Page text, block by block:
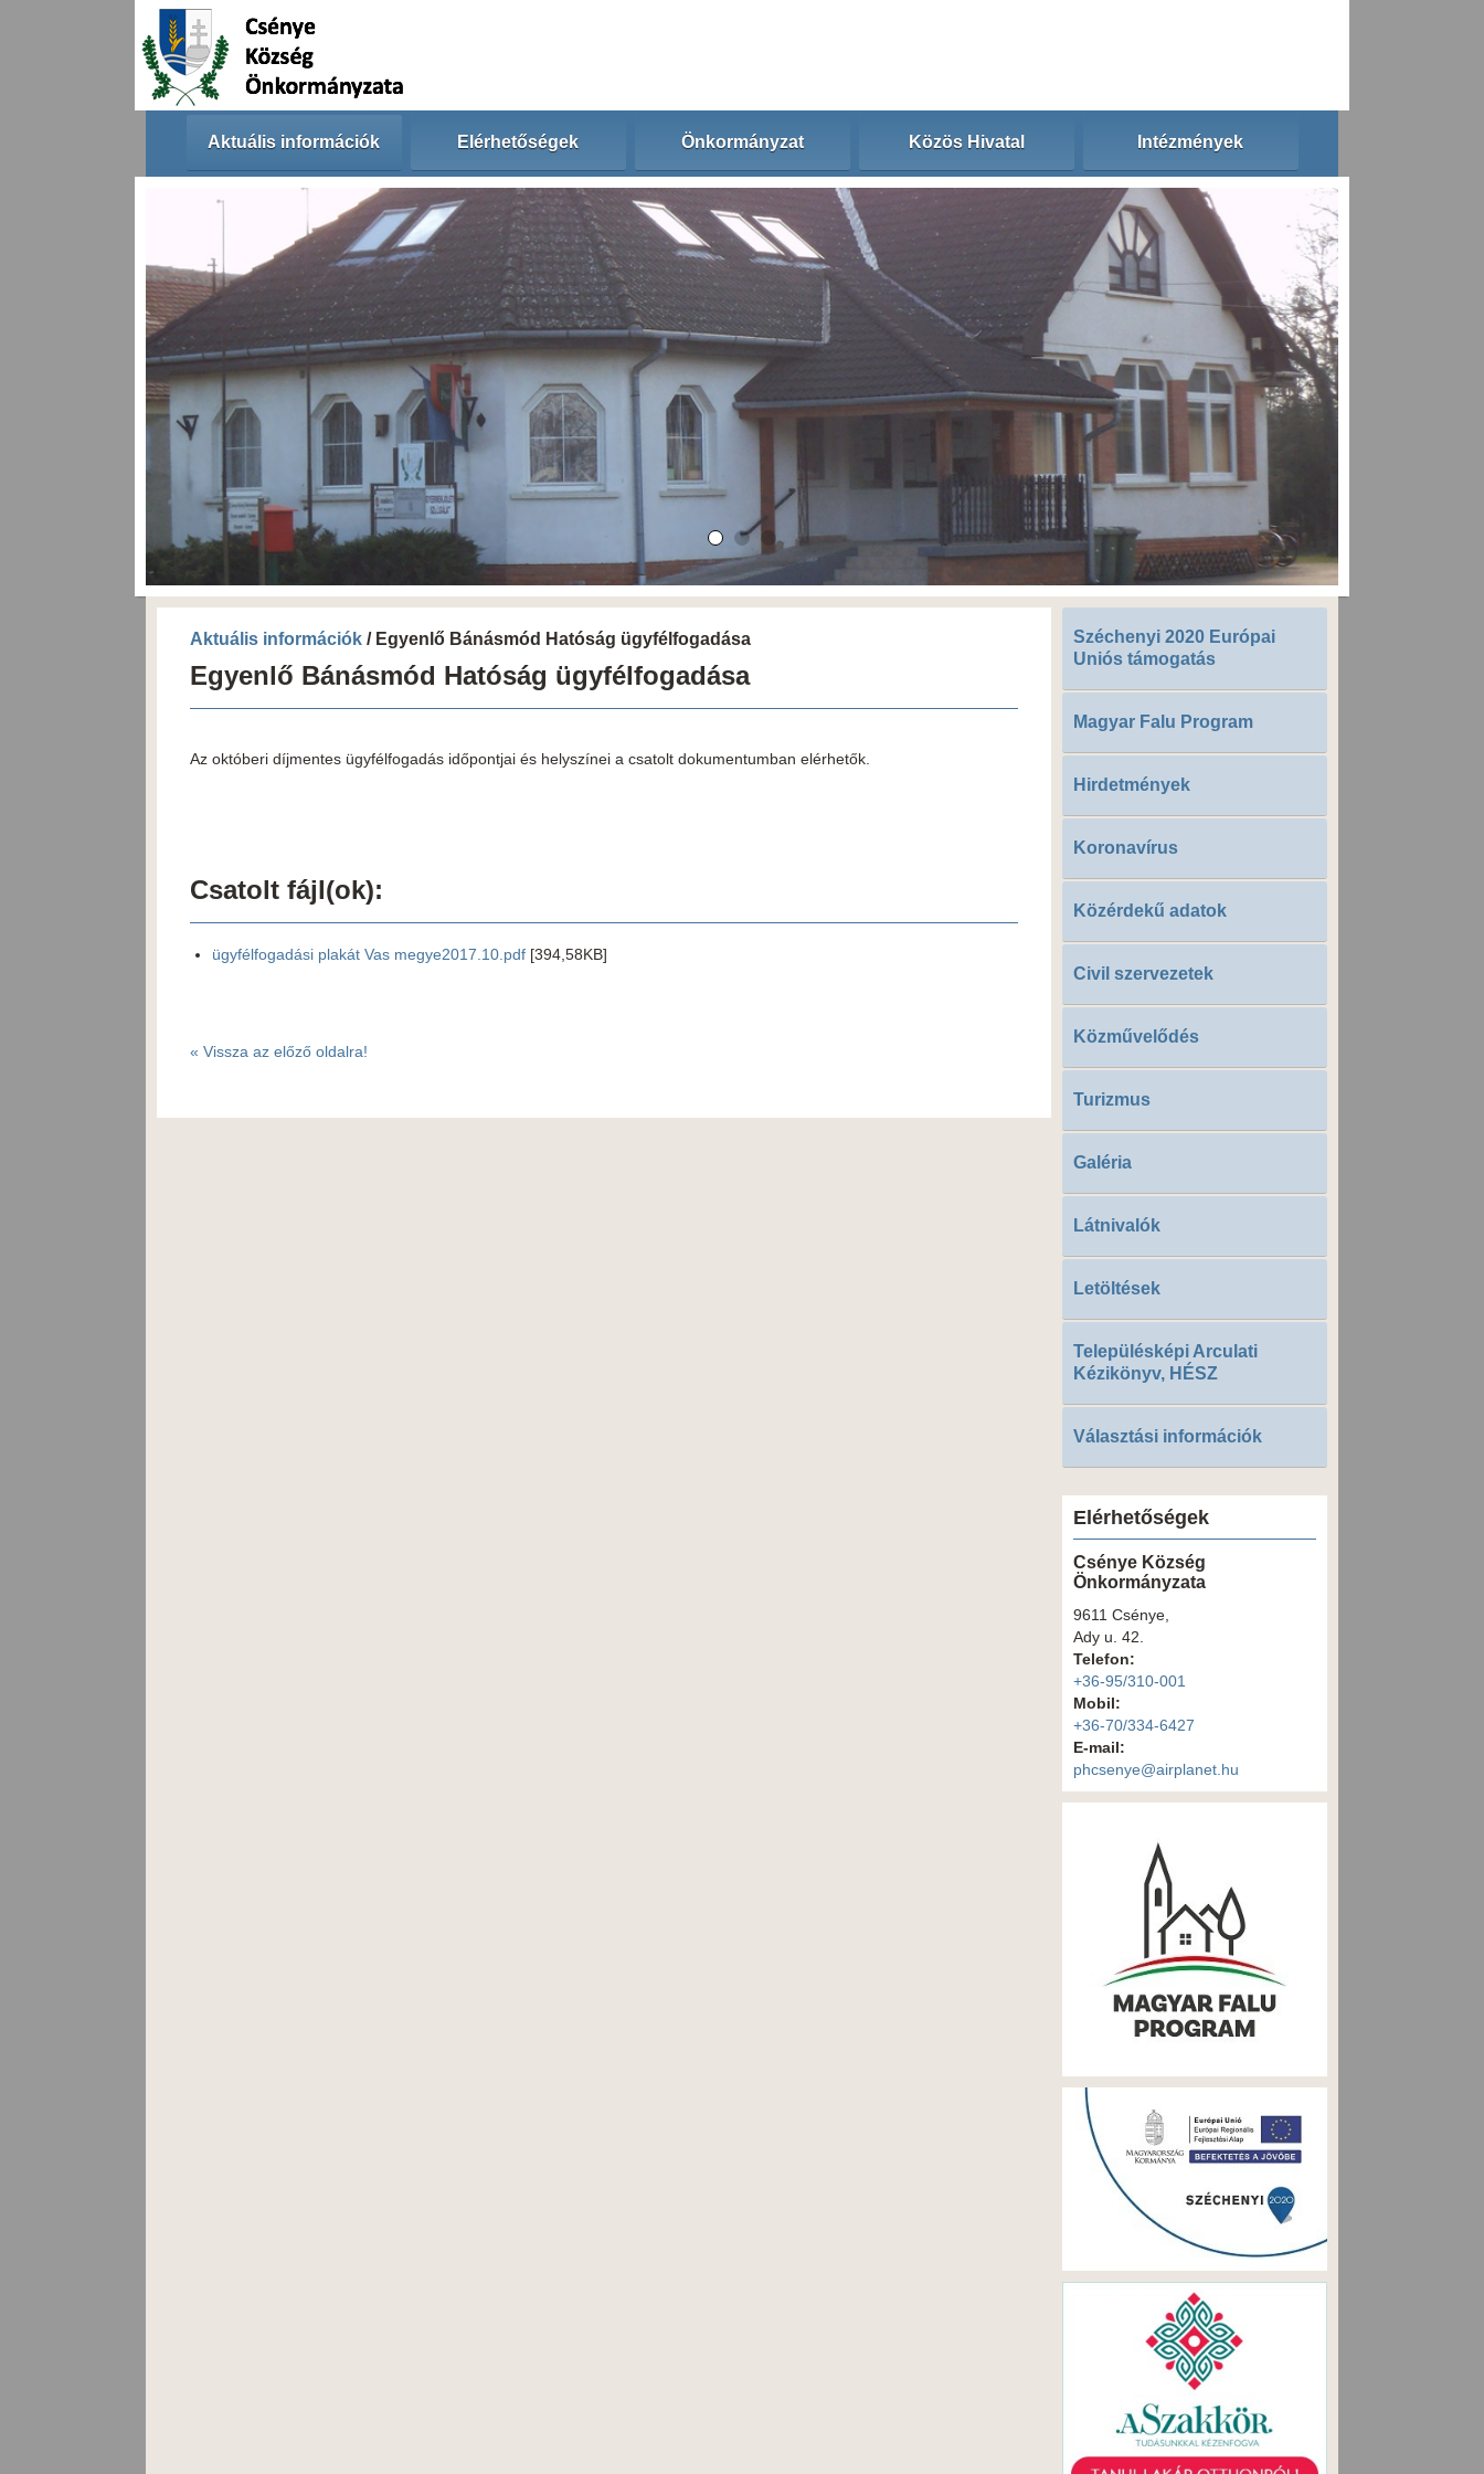
Aktuális információk Elérhetőségek Önkormányzat Közös Hivatal Intézmények
Aktuális információk / Egyenlő Bánásmód Hatóság ügyfélfogadása
Egyenlő Bánásmód Hatóság ügyfélfogadása
Az októberi díjmentes ügyfélfogadás időpontjai és helyszínei a csatolt dokumentumban elérhetők.
Csatolt fájl(ok):
ügyfélfogadási plakát Vas megye2017.10.pdf [394,58KB]
« Vissza az előző oldalra!
Széchenyi 2020 Európai
Uniós támogatás
Magyar Falu Program
Hirdetmények
Koronavírus
Közérdekű adatok
Civil szervezetek
Közművelődés
Turizmus
Galéria
Látnivalók
Letöltések
Településképi Arculati
Kézikönyv, HÉSZ
Választási információk
Elérhetőségek
Csénye Község
Önkormányzata
9611 Csénye,
Ady u. 42.
Telefon:
+36-95/310-001
Mobil:
+36-70/334-6427
E-mail:
phcsenye@airplanet.hu